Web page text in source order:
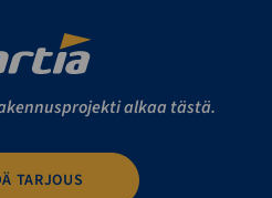
alkaa tästä.
TARJOUS